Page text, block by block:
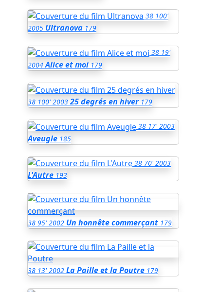
38 100'
2005 Ultranova 179
38 19'
2004 Alice et moi 179
38 100' 2003 25 degrés en hiver 179
38 17' 2003
Aveugle 185
38 70' 2003
L'Autre 193
38 95' 2002 Un honnête commerçant 179
38 13' 2002 La Paille et la Poutre 179